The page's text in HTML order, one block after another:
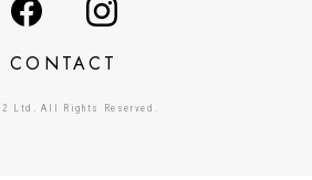
CONTACT
Ltd. All Rights Reserved.